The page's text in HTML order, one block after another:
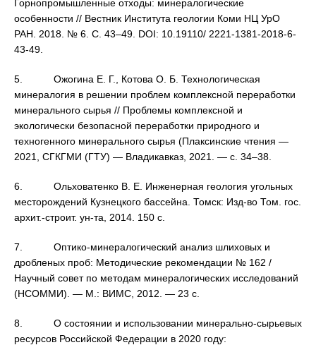
Горнопромышленные отходы: минералогические
особенности // Вестник Института геологии Коми НЦ УрО
РАН. 2018. № 6. С. 43–49. DOI: 10.19110/ 2221-1381-2018-6-
43-49.
5. Ожогина Е. Г., Котова О. Б. Технологическая
минералогия в решении проблем комплексной переработки
минерального сырья // Проблемы комплексной и
экологически безопасной переработки природного и
техногенного минерального сырья (Плаксинские чтения —
2021, СГКГМИ (ГТУ) — Владикавказ, 2021. — с. 34–38.
6. Ольховатенко В. Е. Инженерная геология угольных
месторождений Кузнецкого бассейна. Томск: Изд-во Том. гос.
архит.-строит. ун-та, 2014. 150 с.
7. Оптико-минералогический анализ шлиховых и
дробленых проб: Методические рекомендации № 162 /
Научный совет по методам минералогических исследований
(НСОММИ). — М.: ВИМС, 2012. — 23 с.
8. О состоянии и использовании минерально-сырьевых
ресурсов Российской Федерации в 2020 году: